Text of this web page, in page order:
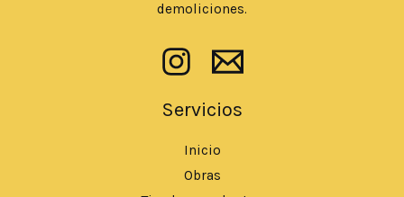
demoliciones.
Servicios
Inicio
Obras